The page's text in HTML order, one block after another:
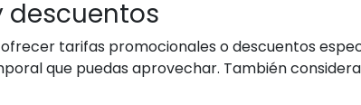
descuentos
tarifas promocionales o descuentos
que puedas aprovechar. También